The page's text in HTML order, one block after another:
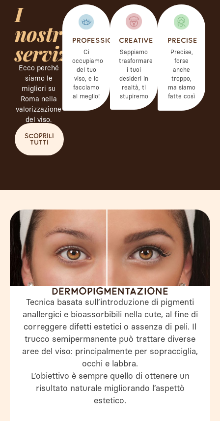
I
nostri
servizi
Ecco perché
siamo le
migliori su
Roma nella
valorizzazione
del viso.
Scoprili
tutti
Professionali
Ci
occupiamo
del tuo
viso, e lo
facciamo
al meglio!
Creative
Sappiamo
trasformare
i tuoi
desideri in
realtà, ti
stupiremo
Precise
Precise,
forse
anche
troppo,
ma siamo
fatte così
Dermopigmentazione
Tecnica basata sull’introduzione di pigmenti
anallergici e bioassorbibili nella cute, al fine di
correggere difetti estetici o assenza di peli. Il
trucco semipermanente può trattare diverse
aree del viso: principalmente per sopracciglia,
occhi e labbra.
L’obiettivo è sempre quello di ottenere un
risultato naturale migliorando l’aspettò
estetico.